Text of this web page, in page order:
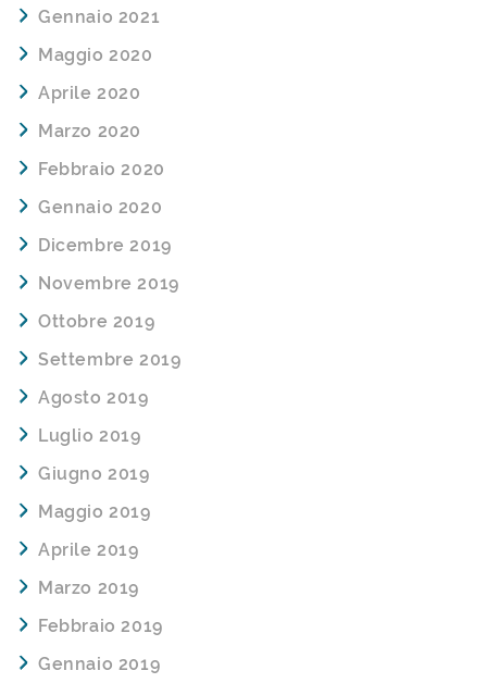
Gennaio 2021
Maggio 2020
Aprile 2020
Marzo 2020
Febbraio 2020
Gennaio 2020
Dicembre 2019
Novembre 2019
Ottobre 2019
Settembre 2019
Agosto 2019
Luglio 2019
Giugno 2019
Maggio 2019
Aprile 2019
Marzo 2019
Febbraio 2019
Gennaio 2019